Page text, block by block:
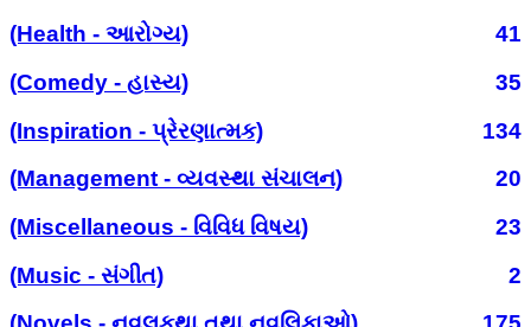
(Health - આરોગ્ય)
41
(Comedy - હાસ્ય)
35
(Inspiration - પ્રેરણાત્મક)
134
(Management - વ્યવસ્થા સંચાલન)
20
(Miscellaneous - વિવિધ વિષય)
23
(Music - સંગીત)
2